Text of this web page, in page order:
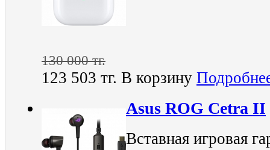
130 000 тг.
123 503 тг. В корзину
Asus ROG Cetra II
Вставная игровая